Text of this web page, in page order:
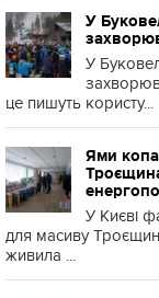
У
У
це пишуть користу...
Ями
У Києві
для масиву
живила ...